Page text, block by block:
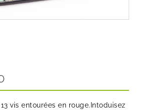
vis entourées en rouge.Intoduisez